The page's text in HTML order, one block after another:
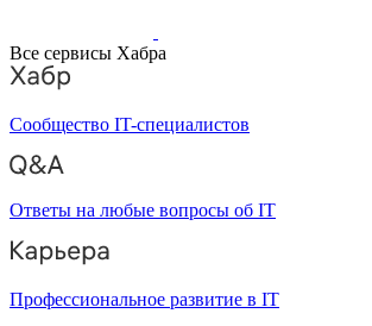
Все сервисы Хабра
Сообщество IT-специалистов
Ответы на любые вопросы об IT
Профессиональное развитие в IT